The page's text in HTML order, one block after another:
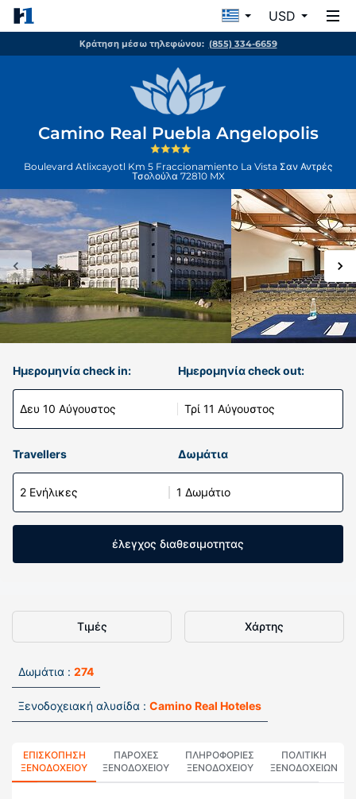
USD
Κράτηση μέσω τηλεφώνου: (855) 334-6659
Camino Real Puebla Angelopolis
Boulevard Atlixcayotl Km 5 Fraccionamiento La Vista Σαν Αντρές
Τσολούλα 72810 MX
Ημερομηνία check in:
Δευ 10 Αύγουστος
Ημερομηνία check out:
Τρί 11 Αύγουστος
Travellers Δωμάτια
2 Ενήλικες 1 Δωμάτιο
έλεγχος διαθεσιμοτητας
Τιμές Χάρτης
Δωμάτια : 274
Ξενοδοχειακή αλυσίδα : Camino Real Hoteles
ΕΠΙΣΚΌΠΗΣΗ
ΞΕΝΟΔΟΧΕΊΟΥ
ΠΑΡΟΧΕΣ
ΞΕΝΟΔΟΧΕΙΟΥ
ΠΛΗΡΟΦΟΡΊΕΣ
ΞΕΝΟΔΟΧΕΊΟΥ
ΠΟΛΙΤΙΚΗ
ΞΕΝΟΔΟΧΕΊΩΝ